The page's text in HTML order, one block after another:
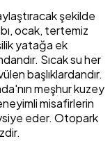
şekilde
ocak, tertemiz
yatağa ek
Sıcak su her
başlıklardandır.
meşhur kuzey
misafirlerin
eder. Otopark